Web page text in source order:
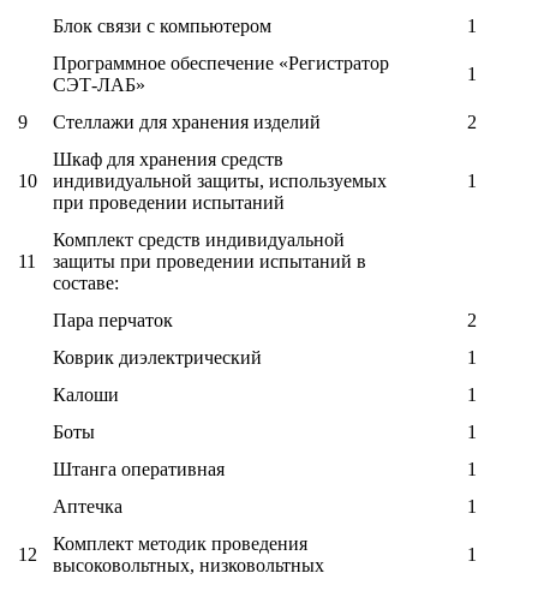
Блок связи с компьютером
1
Программное обеспечение «Регистратор
СЭТ-ЛАБ»
1
9 Стеллажи для хранения изделий 2
10
Шкаф для хранения средств
индивидуальной защиты, используемых
при проведении испытаний
1
11
Комплект средств индивидуальной
защиты при проведении испытаний в
составе:
Пара перчаток
2
Коврик диэлектрический
1
Калоши
1
Боты
1
Штанга оперативная
1
Аптечка
1
12
Комплект методик проведения
высоковольтных, низковольтных
1